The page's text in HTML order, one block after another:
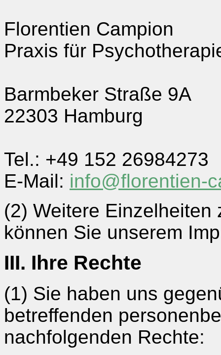
Florentien Campion
Praxis für
Barmbeker Straße 9A
22303 Hamburg
Tel.: +49 152 26984273
E-Mail: info@florentien-
(2) Weitere
können Sie unserem
III. Ihre Rechte
(1) Sie haben uns
betreffenden
nachfolgenden Rechte: